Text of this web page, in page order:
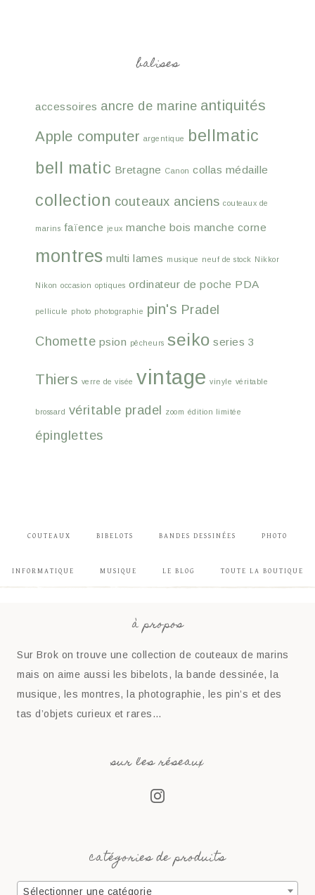
balises
accessoires ancre de marine antiquités
Apple computer argentique
bellmatic
bell matic Bretagne Canon collas médaille
collection couteaux anciens couteaux de
marins faïence jeux manche bois manche corne
montres multi lames musique neuf de stock Nikkor
Nikon occasion optiques ordinateur de poche PDA
pellicule photo photographie pin's Pradel
Chomette psion pêcheurs seiko series 3
Thiers verre de visée vintage vinyle véritable
brossard véritable pradel zoom édition limitée
épinglettes
COUTEAUX BIBELOTS BANDES DESSINÉES PHOTO
INFORMATIQUE MUSIQUE LE BLOG TOUTE LA BOUTIQUE
à propos
Sur Brok on trouve une collection de couteaux de marins
mais on aime aussi les bibelots, la bande dessinée, la
musique, les montres, la photographie, les pin’s et des
tas d’objets curieux et rares…
sur les réseaux
catégories de produits
Sélectionner une catégorie